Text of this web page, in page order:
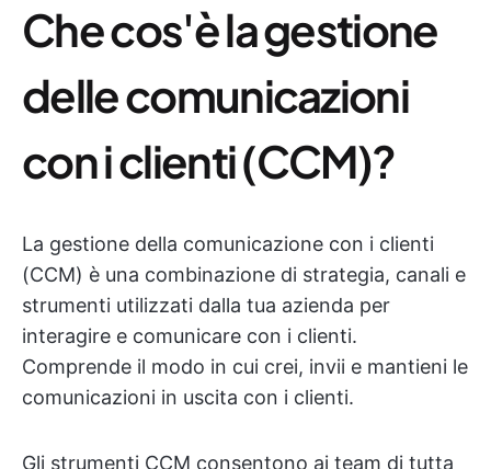
Che cos'è la gestione
delle comunicazioni
con i clienti (CCM)?
La gestione della comunicazione con i clienti
(CCM) è una combinazione di strategia, canali e
strumenti utilizzati dalla tua azienda per
interagire e comunicare con i clienti.
Comprende il modo in cui crei, invii e mantieni le
comunicazioni in uscita con i clienti.
Gli strumenti CCM consentono ai team di tutta